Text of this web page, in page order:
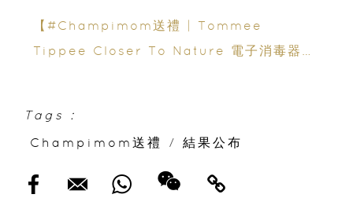
【#Champimom送禮 | Tommee
Tippee Closer To Nature 電子消毒器】
Tags :
Champimom送禮
/ 結果公布